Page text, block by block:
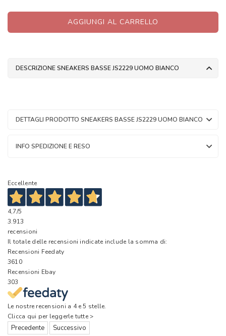
AGGIUNGI AL CARRELLO
DESCRIZIONE SNEAKERS BASSE JS2229 UOMO BIANCO
DETTAGLI PRODOTTO SNEAKERS BASSE JS2229 UOMO BIANCO
INFO SPEDIZIONE E RESO
Eccellente
4,7/5
3.913
recensioni
Il totale delle recensioni indicate include la somma di:
Recensioni Feedaty
3610
Recensioni Ebay
303
Le nostre recensioni a 4 e 5 stelle.
Clicca qui per leggerle tutte >
Precedente Successivo